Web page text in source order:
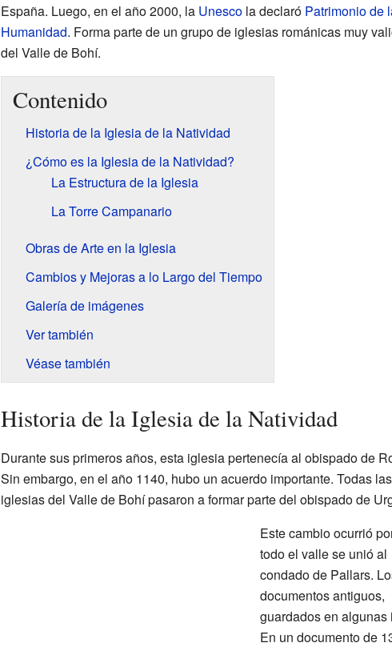
España. Luego, en el año 2000, la Unescola declaró Patrimonio de
Humanidad. Forma parte de un grupo de iglesias románicas muy
del Valle de Bohí.
Contenido
Historia de la Iglesia de la Natividad
¿Cómo es la Iglesia de la Natividad?
La Estructura de la Iglesia
La Torre Campanario
Obras de Arte en la Iglesia
Cambios y Mejoras a lo Largo del Tiempo
Galería de imágenes
Ver también
Véase también
Historia de la Iglesia de la Natividad
Durante sus primeros años, esta iglesia pertenecía al obispado de
Sin embargo, en el año 1140, hubo un acuerdo importante. Todas las
iglesias del Valle de Bohí pasaron a formar parte del obispado de
Este cambio ocurrió
todo el valle se unió al
condado de Pallars.
documentos antiguos,
guardados en
En un documento de